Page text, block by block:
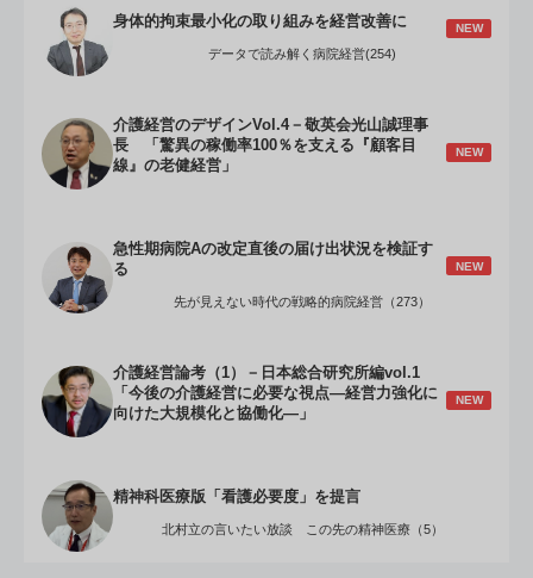
身体的拘束最小化の取り組みを経営改善に NEW
データで読み解く病院経営(254)
介護経営のデザインVol.4－敬英会光山誠理事
長 「驚異の稼働率100％を支える『顧客目
線』の老健経営」
NEW
急性期病院Aの改定直後の届け出状況を検証す
る
NEW
先が見えない時代の戦略的病院経営（273）
介護経営論考（1）－日本総合研究所編vol.1
「今後の介護経営に必要な視点―経営力強化に
向けた大規模化と協働化―」
NEW
精神科医療版「看護必要度」を提言
北村立の言いたい放談 この先の精神医療（5）